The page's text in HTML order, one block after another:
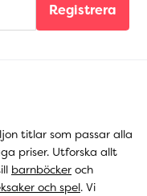
Registrera
titlar som passar alla
priser. Utforska allt
barnböcker och
och spel. Vi